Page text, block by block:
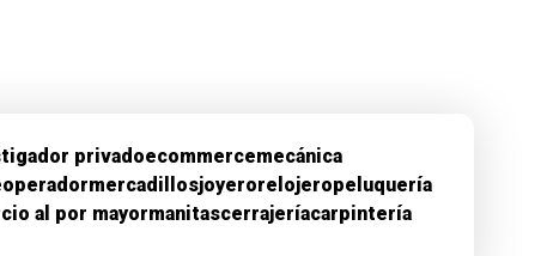
privadoecommercemecánica
mercadillosjoyerorelojeropeluquería
al por mayormanitascerrajeríacarpintería